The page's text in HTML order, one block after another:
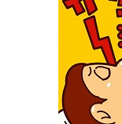
大学・短大以外
専門学校の資料請求